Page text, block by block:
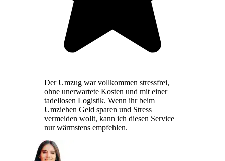
Der Umzug war vollkommen stressfrei,
ohne unerwartete Kosten und mit einer
tadellosen Logistik. Wenn ihr beim
Umziehen Geld sparen und Stress
vermeiden wollt, kann ich diesen Service
nur wärmstens empfehlen.